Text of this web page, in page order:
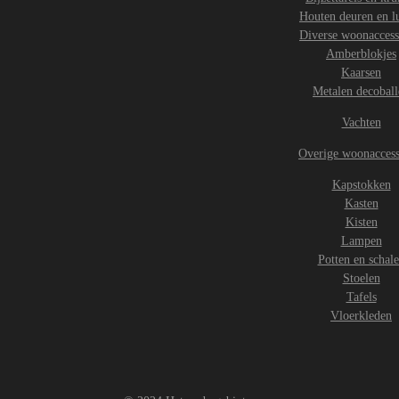
Houten deuren en
Diverse
Amberblokjes
Kaarsen
Metalen
Vachten
Overige
Kapstokken
Kasten
Kisten
Lampen
Potten en
Stoelen
Tafels
Vloerkleden